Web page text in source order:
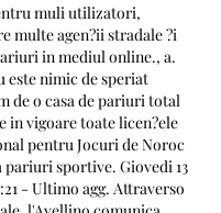
muli utilizatori,
multe agen?ii stradale ?i
in mediul online., a.
este nimic de speriat
de o casa de pariuri total
in vigoare toate licen?ele
pentru Jocuri de Noroc
pariuri sportive. Giovedi 13
- Ultimo agg. Attraverso